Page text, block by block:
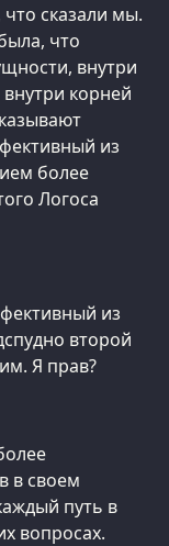
сказали мы.
что
внутри
корней
из
более
Логоса
из
второй
Я прав?
в своем
путь в
вопросах.